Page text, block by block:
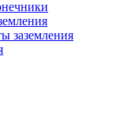
заземления